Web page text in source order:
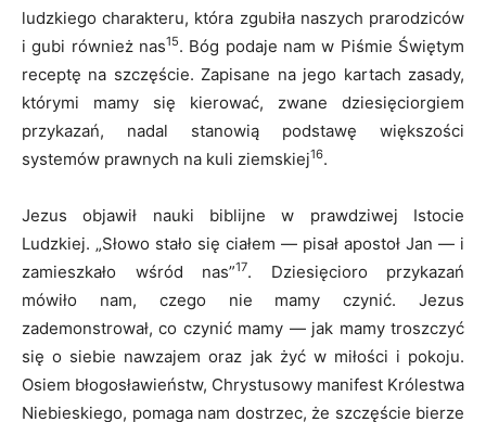
ludzkiego charakteru, która zgubiła naszych prarodziców
i gubi również nas15. Bóg podaje nam w Piśmie Świętym
receptę na szczęście. Zapisane na jego kartach zasady,
którymi mamy się kierować, zwane dziesięciorgiem
przykazań, nadal stanowią podstawę większości
systemów prawnych na kuli ziemskiej16.
Jezus objawił nauki biblijne w prawdziwej Istocie
Ludzkiej. „Słowo stało się ciałem — pisał apostoł Jan — i
zamieszkało wśród nas”17. Dziesięcioro przykazań
mówiło nam, czego nie mamy czynić. Jezus
zademonstrował, co czynić mamy — jak mamy troszczyć
się o siebie nawzajem oraz jak żyć w miłości i pokoju.
Osiem błogosławieństw, Chrystusowy manifest Królestwa
Niebieskiego, pomaga nam dostrzec, że szczęście bierze